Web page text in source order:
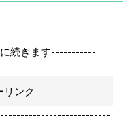
続きます-----------
リンク